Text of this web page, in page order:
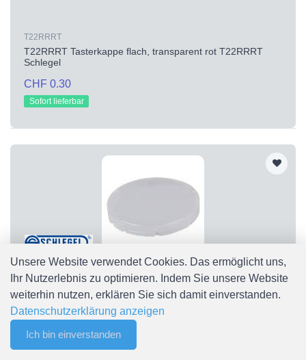
Merkliste
T22RRRT
T22RRRT Tasterkappe flach, transparent rot T22RRRT
Schlegel
CHF 0.30
Sofort lieferbar
T22RRWS
T22RRWS Tasterkappe flach, transparent weiß T22RRWS
Schlegel
CHF 0.30
Unsere Website verwendet Cookies. Das ermöglicht uns,
Ihr Nutzerlebnis zu optimieren. Indem Sie unsere Website
weiterhin nutzen, erklären Sie sich damit einverstanden.
Datenschutzerklärung anzeigen
Ich bin einverstanden